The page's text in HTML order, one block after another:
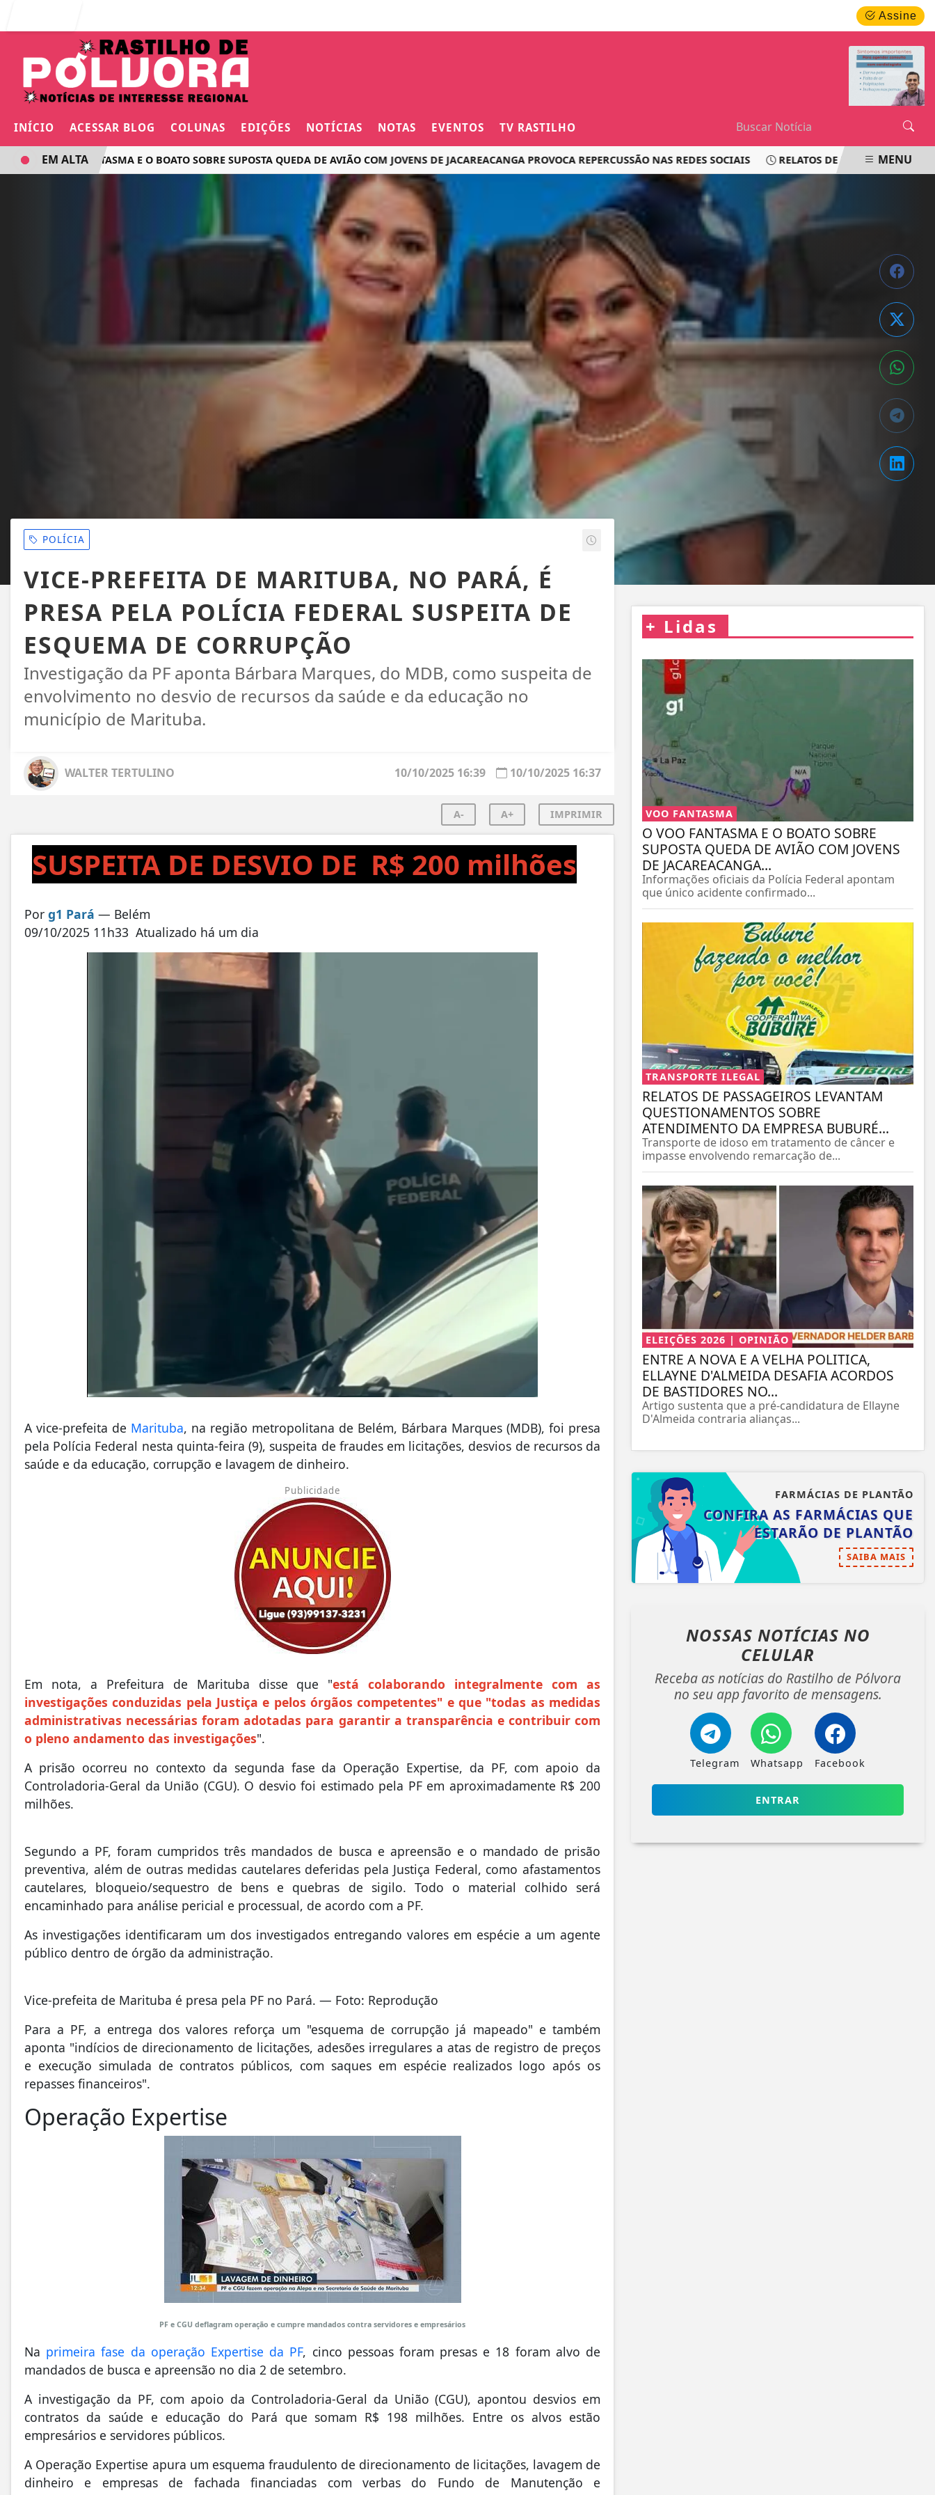
Assine
INÍCIO ACESSAR BLOG COLUNAS EDIÇÕES NOTÍCIAS NOTAS EVENTOS TV RASTILHO
O VOO FANTASMA E O BOATO SOBRE SUPOSTA QUEDA DE AVIÃO COM JOVENS DE JACAREACANGA PROVOCA REPERCUSSÃO NAS REDES SOCIAIS RELATOS DE PASSAGEIROS
EM ALTA MENU
POLÍCIA
VICE-PREFEITA DE MARITUBA, NO PARÁ, É
PRESA PELA POLÍCIA FEDERAL SUSPEITA DE
ESQUEMA DE CORRUPÇÃO
Investigação da PF aponta Bárbara Marques, do MDB, como suspeita de
envolvimento no desvio de recursos da saúde e da educação no
município de Marituba.
WALTER TERTULINO 10/10/2025 16:37
10/10/2025 16:39
A- A+ IMPRIMIR
SUSPEITA DE DESVIO DE R$ 200 milhões
Por g1 Pará — Belém
09/10/2025 11h33 Atualizado há um dia
A vice-prefeita de Marituba, na região metropolitana de Belém, Bárbara Marques (MDB), foi presa
pela Polícia Federal nesta quinta-feira (9), suspeita de fraudes em licitações, desvios de recursos da
saúde e da educação, corrupção e lavagem de dinheiro.
Publicidade
Em nota, a Prefeitura de Marituba disse que "está colaborando integralmente com as
investigações conduzidas pela Justiça e pelos órgãos competentes" e que "todas as medidas
administrativas necessárias foram adotadas para garantir a transparência e contribuir com
o pleno andamento das investigações".
A prisão ocorreu no contexto da segunda fase da Operação Expertise, da PF, com apoio da
Controladoria-Geral da União (CGU). O desvio foi estimado pela PF em aproximadamente R$ 200
milhões.
Segundo a PF, foram cumpridos três mandados de busca e apreensão e o mandado de prisão
preventiva, além de outras medidas cautelares deferidas pela Justiça Federal, como afastamentos
cautelares, bloqueio/sequestro de bens e quebras de sigilo. Todo o material colhido será
encaminhado para análise pericial e processual, de acordo com a PF.
As investigações identificaram um dos investigados entregando valores em espécie a um agente
público dentro de órgão da administração.
Vice-prefeita de Marituba é presa pela PF no Pará. — Foto: Reprodução
Para a PF, a entrega dos valores reforça um "esquema de corrupção já mapeado" e também
aponta "indícios de direcionamento de licitações, adesões irregulares a atas de registro de preços
e execução simulada de contratos públicos, com saques em espécie realizados logo após os
repasses financeiros".
Operação Expertise
PF e CGU deflagram operação e cumpre mandados contra servidores e empresários
Na primeira fase da operação Expertise da PF, cinco pessoas foram presas e 18 foram alvo de
mandados de busca e apreensão no dia 2 de setembro.
A investigação da PF, com apoio da Controladoria-Geral da União (CGU), apontou desvios em
contratos da saúde e educação do Pará que somam R$ 198 milhões. Entre os alvos estão
empresários e servidores públicos.
A Operação Expertise apura um esquema fraudulento de direcionamento de licitações, lavagem de
dinheiro e empresas de fachada financiadas com verbas do Fundo de Manutenção e
+ Lidas
VOO FANTASMA
O VOO FANTASMA E O BOATO SOBRE
SUPOSTA QUEDA DE AVIÃO COM JOVENS
DE JACAREACANGA...
Informações oficiais da Polícia Federal apontam
que único acidente confirmado...
TRANSPORTE ILEGAL
RELATOS DE PASSAGEIROS LEVANTAM
QUESTIONAMENTOS SOBRE
ATENDIMENTO DA EMPRESA BUBURÉ...
Transporte de idoso em tratamento de câncer e
impasse envolvendo remarcação de...
ELEIÇÕES 2026 | OPINIÃO
ENTRE A NOVA E A VELHA POLITICA,
ELLAYNE D'ALMEIDA DESAFIA ACORDOS
DE BASTIDORES NO...
Artigo sustenta que a pré-candidatura de Ellayne
D'Almeida contraria alianças...
FARMÁCIAS DE PLANTÃO
CONFIRA AS FARMÁCIAS QUE
ESTARÃO DE PLANTÃO
SAIBA MAIS
NOSSAS NOTÍCIAS NO
CELULAR
Receba as notícias do Rastilho de Pólvora
no seu app favorito de mensagens.
Telegram Whatsapp Facebook
ENTRAR